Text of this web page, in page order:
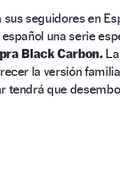
seguidores en
una serie
Black Carbon.
la versión
tendrá que